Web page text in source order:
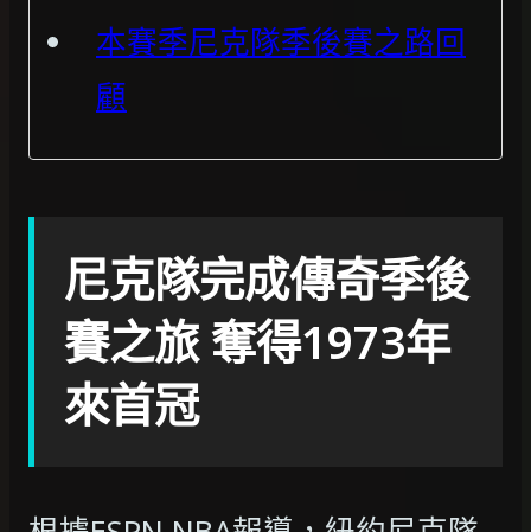
本賽季尼克隊季後賽之路回
顧
尼克隊完成傳奇季後
賽之旅 奪得1973年
來首冠